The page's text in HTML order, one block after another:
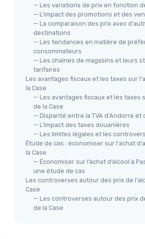
— Les variations de prix en fonction
— L'impact des promotions et des
— La comparaison des prix avec
destinations
— Les tendances en matière de
consommateurs
— Les chaînes de magasins et leurs
tarifaires
Les avantages fiscaux et les taxes sur
la Case
— Les avantages fiscaux et les taxes
de la Case
— Disparité entre la TVA d’Andorre et
— L’impact des taxes douanières
— Les limites légales et les
Étude de cas : économiser sur l'achat
la Case
— Économiser sur l’achat d’alcool à
une étude de cas
Les controverses autour des prix de
Case
— Les controverses autour des prix
de la Case